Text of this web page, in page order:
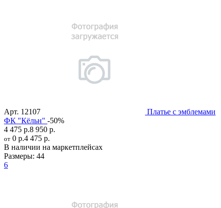
Арт. 12107
Платье с эмблемами
ФК "Кёльн" -50%
4 475 р.8 950 р.
от 0 р.4 475 р.
В наличии на маркетплейсах
Размеры: 44
6